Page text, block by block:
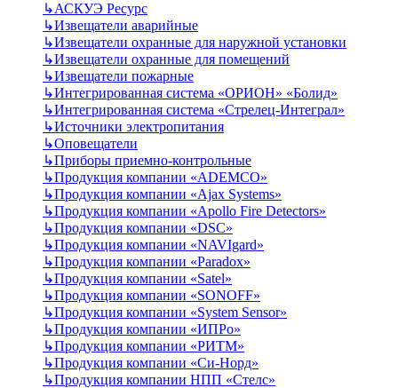
↳АСКУЭ Ресурс
↳Извещатели аварийные
↳Извещатели охранные для наружной установки
↳Извещатели охранные для помещений
↳Извещатели пожарные
↳Интегрированная система «ОРИОН» «Болид»
↳Интегрированная система «Стрелец-Интеграл»
↳Источники электропитания
↳Оповещатели
↳Приборы приемно-контрольные
↳Продукция компании «ADEMCO»
↳Продукция компании «Ajax Systems»
↳Продукция компании «Apollo Fire Detectors»
↳Продукция компании «DSC»
↳Продукция компании «NAVIgard»
↳Продукция компании «Paradox»
↳Продукция компании «Satel»
↳Продукция компании «SONOFF»
↳Продукция компании «System Sensor»
↳Продукция компании «ИПРо»
↳Продукция компании «РИТМ»
↳Продукция компании «Си-Норд»
↳Продукция компании НПП «Стелс»